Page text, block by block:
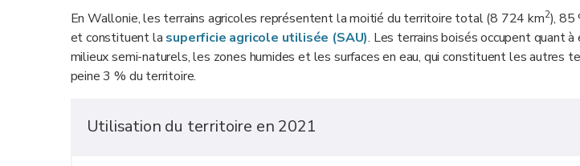
En Wallonie, les terrains agricoles représentent la moitié du territoire total (8 724 km2), 85
et constituent la superficie agricole utilisée (SAU). Les terrains boisés occupent quant
milieux semi-naturels, les zones humides et les surfaces en eau, qui constituent les autres
peine 3 % du territoire.
Utilisation du territoire en 2021